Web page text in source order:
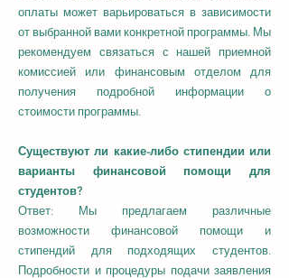
оплаты может варьироваться в зависимости
от выбранной вами конкретной программы. Мы
рекомендуем связаться с нашей приемной
комиссией или финансовым отделом для
получения подробной информации о
стоимости программы.
Существуют ли какие-либо стипендии или
варианты финансовой помощи для
студентов?
Ответ: Мы предлагаем различные
возможности финансовой помощи и
стипендий для подходящих студентов.
Подробности и процедуры подачи заявления